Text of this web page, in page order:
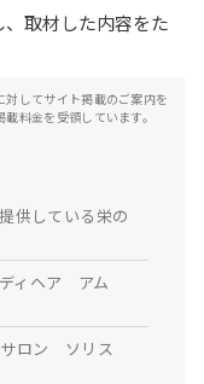
取材した内容をた
してサイト掲載のご案内を
料金を受領しています。
供している栄の
ィヘア アム
ロン ソリス